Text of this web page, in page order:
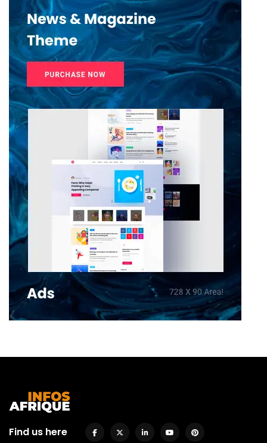
Find us here